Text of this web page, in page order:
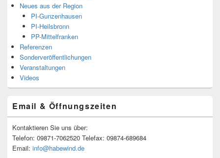
Neues aus der Region
PI-Gunzenhausen
PI-Heilsbronn
PP-Mittelfranken
Referenzen
Sonderveröffentlichungen
Veranstaltungen
Videos
Email & Öffnungszeiten
Kontaktieren Sie uns über:
Telefon: 09871-7062520 Telefax: 09874-689684
Email: info@habewind.de